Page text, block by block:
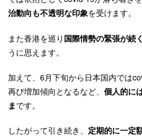
治動向も不透明な印象を受けます。
また香港を巡り 国際情勢の緊張が続
うに思えます。
加えて、6月下旬から日本国内では
再び増加傾向となるなど、 個人的に
まです。
したがって引き続き、 定期的に一定